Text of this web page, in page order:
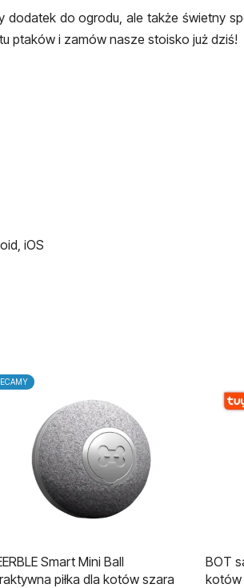
do ogrodu, ale także świetny
ptaków i zamów nasze stoisko już dziś!
iOS
Smart Mini Ball
piłka dla kotów szara
BOT
kotów